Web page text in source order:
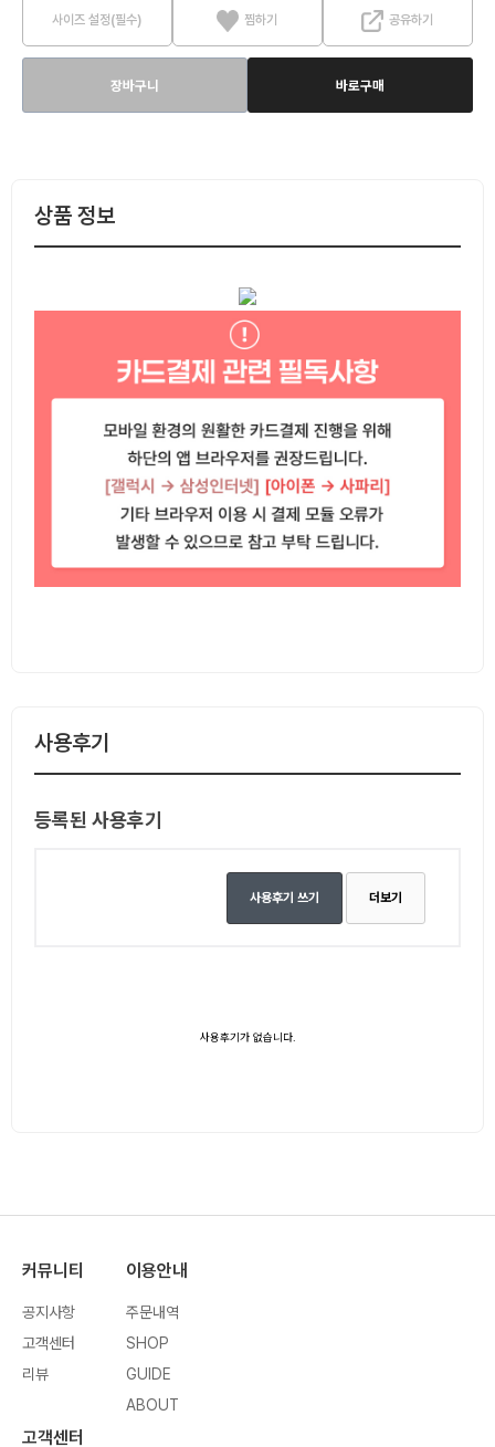
사이즈 설정(필수) 찜하기 공유하기
장바구니 바로구매
상품 정보
사용후기
등록된 사용후기
사용후기 쓰기 더보기
사용후기가 없습니다.
커뮤니티
공지사항
고객센터
리뷰
이용안내
주문내역
SHOP
GUIDE
ABOUT
고객센터